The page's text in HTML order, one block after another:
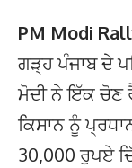
PM Modi
ਗੜ੍ਹ ਪੰਜਾਬ ਦੇ
ਮੋਦੀ ਨੇ ਇੱਕ ਚੋਣ
ਕਿਸਾਨ ਨੂੰ
30,000 ਰੁਪਏ